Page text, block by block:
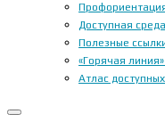
Доступная среда
Полезные
«Горячая
Атлас